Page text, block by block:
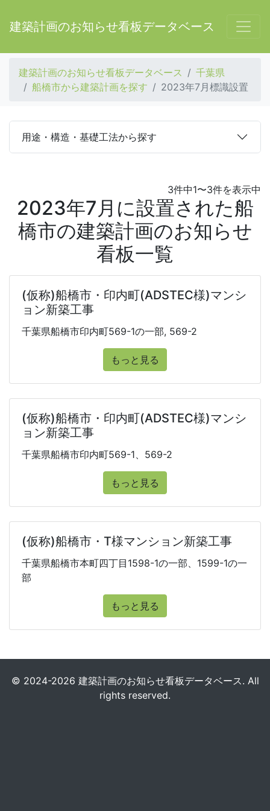
建築計画のお知らせ看板データベース
建築計画のお知らせ看板データベース
千葉県
船橋市から建築計画を探す
2023年7月標識設置
用途・構造・基礎工法から探す
3件中1〜3件を表示中
2023年7月に設置された船
橋市の建築計画のお知らせ
看板一覧
(仮称)船橋市・印内町(ADSTEC様)マンシ
ョン新築工事
千葉県船橋市印内町569-1の一部, 569-2
もっと見る
(仮称)船橋市・印内町(ADSTEC様)マンシ
ョン新築工事
千葉県船橋市印内町569-1、569-2
もっと見る
(仮称)船橋市・T様マンション新築工事
千葉県船橋市本町四丁目1598-1の一部、1599-1の一
部
もっと見る
© 2024-2026 建築計画のお知らせ看板データベース. All
rights reserved.